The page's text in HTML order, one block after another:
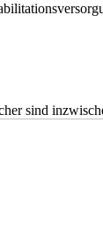
sind